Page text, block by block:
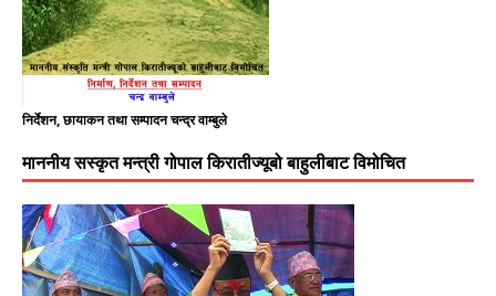
निर्देशन, छायाकन तथा सम्पादन चन्द्र वाम्बुले
माननीय सस्कृत मन्त्री गोपाल किरातीज्यूबो बाहुलीबाट विमोचित